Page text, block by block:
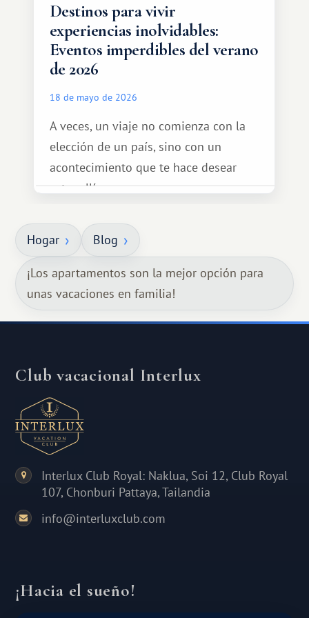
Destinos para vivir
experiencias inolvidables:
Eventos imperdibles del verano
de 2026
18 de mayo de 2026
A veces, un viaje no comienza con la
elección de un país, sino con un
acontecimiento que te hace desear
estar allí...
Hogar Blog
¡Los apartamentos son la mejor opción para
unas vacaciones en familia!
Club vacacional Interlux
Interlux Club Royal: Naklua, Soi 12, Club Royal
107, Chonburi Pattaya, Tailandia
info@interluxclub.com
¡Hacia el sueño!